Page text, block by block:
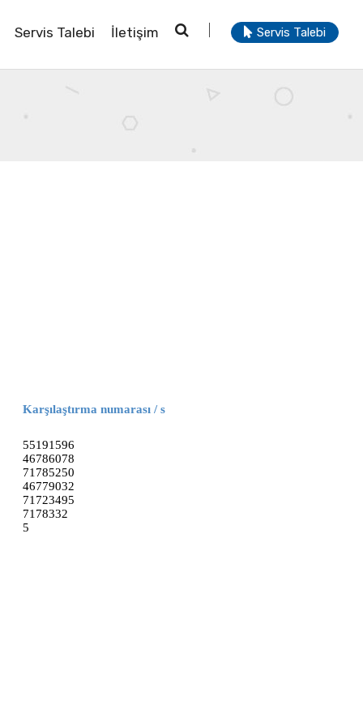
Servis Talebi İletişim Servis Talebi
Karşılaştırma numarası / s
55191596
46786078
71785250
46779032
71723495
7178332
5